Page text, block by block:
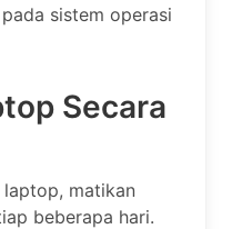
sistem operasi
Secara
matikan
beberapa hari.